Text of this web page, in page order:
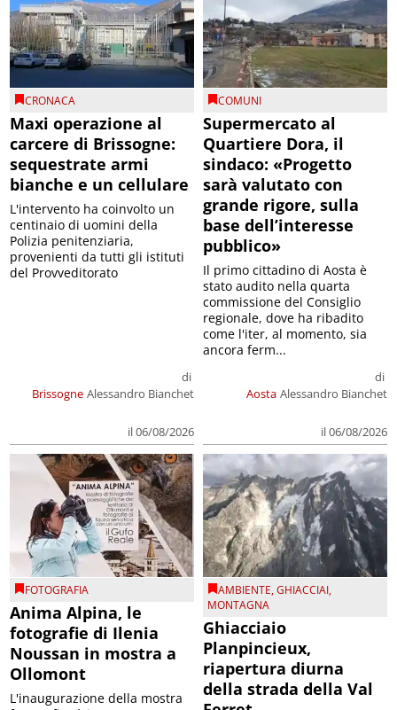
CRONACA
Maxi operazione al
carcere di Brissogne:
sequestrate armi
bianche e un cellulare
Brissogne
di
Alessandro Bianchet
il 06/08/2026
L'intervento ha coinvolto un
centinaio di uomini della
Polizia penitenziaria,
provenienti da tutti gli istituti
del Provveditorato
COMUNI
Supermercato al
Quartiere Dora, il
sindaco: «Progetto
sarà valutato con
grande rigore, sulla
base dell’interesse
pubblico»
Aosta
di
Alessandro Bianchet
il 06/08/2026
Il primo cittadino di Aosta è
stato audito nella quarta
commissione del Consiglio
regionale, dove ha ribadito
come l'iter, al momento, sia
ancora ferm...
FOTOGRAFIA
Anima Alpina, le
fotografie di Ilenia
Noussan in mostra a
Ollomont
L'inaugurazione della mostra
AMBIENTE,GHIACCIAI,
MONTAGNA
Ghiacciaio
Planpincieux,
riapertura diurna
della strada della Val